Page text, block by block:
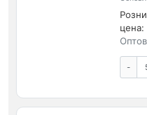
цена:
-